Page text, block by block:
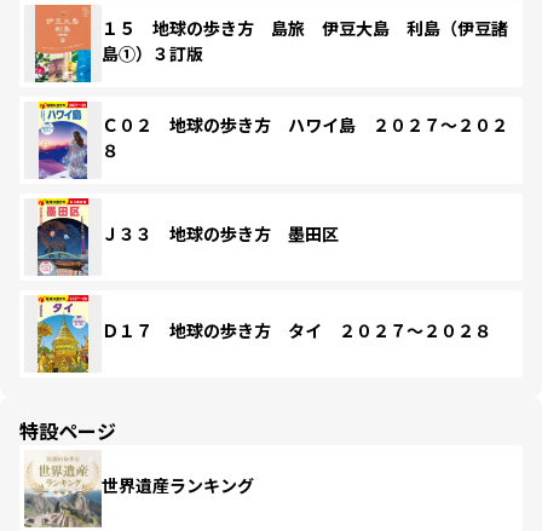
１５ 地球の歩き方 島旅 伊豆大島 利島（伊豆諸
島①）３訂版
Ｃ０２ 地球の歩き方 ハワイ島 ２０２７～２０２
８
Ｊ３３ 地球の歩き方 墨田区
Ｄ１７ 地球の歩き方 タイ ２０２７～２０２８
特設ページ
世界遺産ランキング